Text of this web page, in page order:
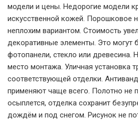
модели и цены. Недорогие модели
искусственной кожей. Порошковое
неплохим вариантом. Стоимость
декоративные элементы. Это могут
фотопанели, стекло или древесина.
место монтажа. Уличная установка
соответствующей отделки.
применяют чаще всего. Полотно не
осыплется, отделка сохранит
дождём и под снегом. Рисунок не